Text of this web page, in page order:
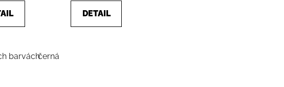
barvách
5
DETAIL
černá